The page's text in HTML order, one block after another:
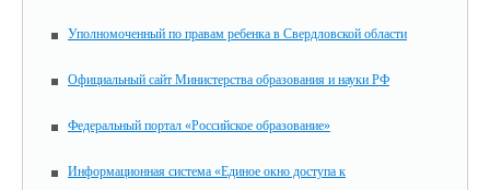
Уполномоченный по правам ребенка в Свердловской области
Официальный сайт Министерства образования и науки РФ
Федеральный портал «Российское образование»
Информационная система «Единое окно доступа к